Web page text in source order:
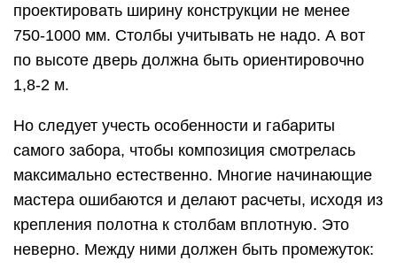
проектировать ширину конструкции не менее
750-1000 мм. Столбы учитывать не надо. А вот
по высоте дверь должна быть ориентировочно
1,8-2 м.
Но следует учесть особенности и габариты
самого забора, чтобы композиция смотрелась
максимально естественно. Многие начинающие
мастера ошибаются и делают расчеты, исходя из
крепления полотна к столбам вплотную. Это
неверно. Между ними должен быть промежуток: